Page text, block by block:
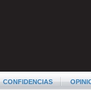
CONFIDENCIAS